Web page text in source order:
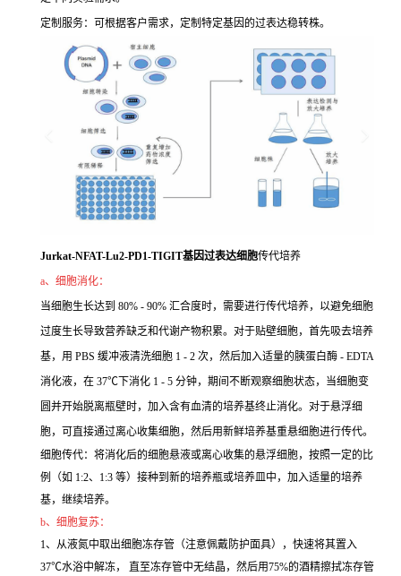
定制服务：可根据客户需求，定制特定基因的过表达稳转株。
Jurkat-NFAT-Lu2-PD1-TIGIT基因过表达细胞传代培养
a、细胞消化：
当细胞生长达到 80% - 90% 汇合度时，需要进行传代培养，以避免细胞
过度生长导致营养缺乏和代谢产物积累。对于贴壁细胞，首先吸去培养
基，用 PBS 缓冲液清洗细胞 1 - 2 次，然后加入适量的胰蛋白酶 - EDTA
消化液，在 37℃下消化 1 - 5 分钟，期间不断观察细胞状态，当细胞变
圆并开始脱离瓶壁时，加入含有血清的培养基终止消化。对于悬浮细
胞，可直接通过离心收集细胞，然后用新鲜培养基重悬细胞进行传代。
细胞传代：将消化后的细胞悬液或离心收集的悬浮细胞，按照一定的比
例（如 1:2、1:3 等）接种到新的培养瓶或培养皿中，加入适量的培养
基，继续培养。
b、细胞复苏：
1、从液氮中取出细胞冻存管（注意佩戴防护面具），快速将其置入
37℃水浴中解冻， 直至冻存管中无结晶，然后用75%的酒精擦拭冻存管